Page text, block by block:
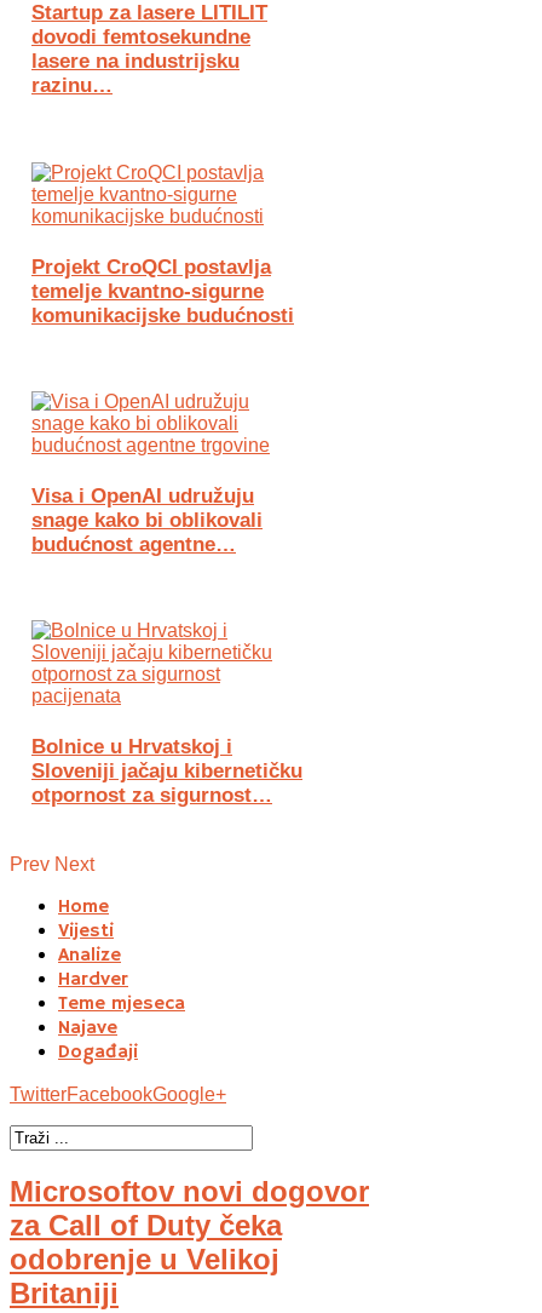
Startup za lasere LITILIT
dovodi femtosekundne
lasere na industrijsku
razinu…
Projekt CroQCI postavlja
temelje kvantno-sigurne
komunikacijske budućnosti
Visa i OpenAI udružuju
snage kako bi oblikovali
budućnost agentne…
Bolnice u Hrvatskoj i
Sloveniji jačaju kibernetičku
otpornost za sigurnost…
Prev Next
Home
Vijesti
Analize
Hardver
Teme mjeseca
Najave
Događaji
TwitterFacebookGoogle+
Microsoftov novi dogovor
za Call of Duty čeka
odobrenje u Velikoj
Britaniji